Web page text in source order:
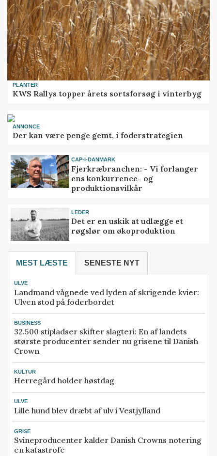
PLANTER
KWS Rallys topper årets sortsforsøg i vinterbyg
ANNONCE
Der kan være penge gemt, i foderstrategien
CAP-I-DANMARK
Fjerkræbranchen: - Vi forlanger
ens konkurrence- og
produktionsvilkår
LEDER
Det er en uskik at udlægge et
røgslør om økoproduktion
MEST LÆSTE SENESTE NYT
ULVE
Landmand vågnede ved lyden af skrigende kvier:
Ulven stod på foderbordet
BUSINESS
32.500 stipladser skifter slagteri: En af landets
største producenter sender nu grisene til Danish
Crown
KULTUR
Herregård holder høstdag
ULVE
Lille hund blev dræbt af ulv i Vestjylland
GRISE
Svineproducenter kalder Danish Crowns notering
en katastrofe